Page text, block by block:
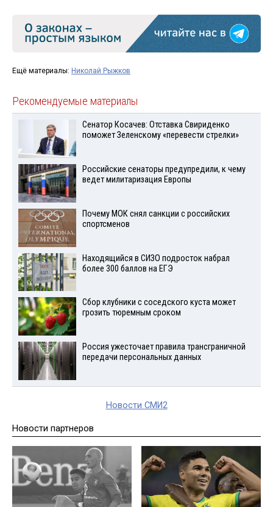
Ещё материалы: Николай Рыжков
Рекомендуемые материалы
Сенатор Косачев: Отставка Свириденко
поможет Зеленскому «перевести стрелки»
Российские сенаторы предупредили, к чему
ведет милитаризация Европы
Почему МОК снял санкции с российских
спортсменов
Находящийся в СИЗО подросток набрал
более 300 баллов на ЕГЭ
Сбор клубники с соседского куста может
грозить тюремным сроком
Россия ужесточает правила трансграничной
передачи персональных данных
Новости СМИ2
Новости партнеров